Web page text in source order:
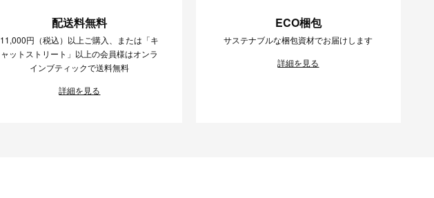
配送料無料
11,000円（税込）以上ご購入、または「キ
ャットストリート」以上の会員様はオンラ
インブティックで送料無料
詳細を見る
ECO梱包
サステナブルな梱包資材でお届けします
詳細を見る